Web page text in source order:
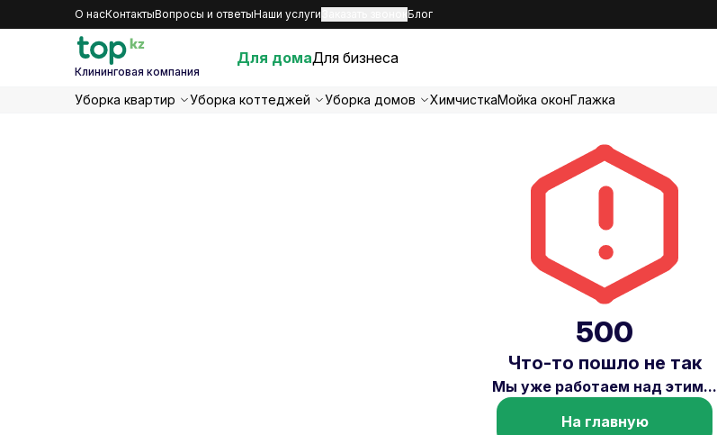
О насКонтактыВопросы и ответыНаши услуги Блог
Клининговая компания
Для домаДля бизнеса
Уборка квартир Уборка коттеджей Уборка домов ХимчисткаМойка оконГлажка
500
Что-то пошло не так
Мы уже работаем над этим...
На главную